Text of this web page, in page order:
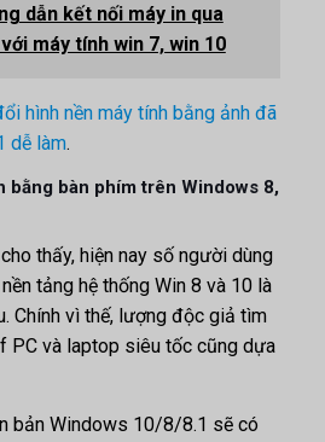
dẫn kết nối máy in qua
máy tính win 7, win 10
hình nền máy tính bằng ảnh đã
dễ làm.
bằng bàn phím trên Windows 8,
thấy, hiện nay số người dùng
tảng hệ thống Win 8 và 10 là
Chính vì thế, lượng độc giả tìm
PC và laptop siêu tốc cũng dựa
bản Windows 10/8/8.1 sẽ có